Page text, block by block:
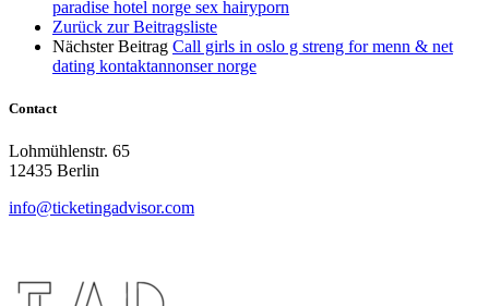
paradise hotel norge sex hairyporn
Zurück zur Beitragsliste
Nächster Beitrag Call girls in oslo g streng for menn & net
dating kontaktannonser norge
Contact
Lohmühlenstr. 65
12435 Berlin
info@ticketingadvisor.com